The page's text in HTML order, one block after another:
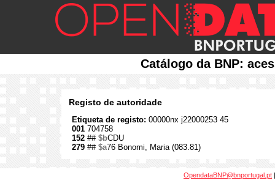
Catálogo da BNP:
Registo de autoridade
Etiqueta de registo: 00000nx j22000253 45
001 704758
152 ## $bCDU
279 ## $a76 Bonomi, Maria (083.81)
OpendataBNP@bnportugal.pt